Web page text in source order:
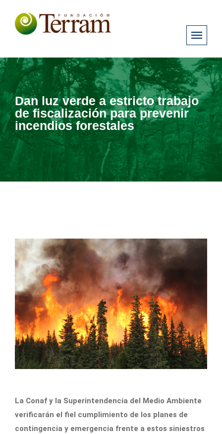
Dan luz verde a estricto trabajo
de fiscalización para prevenir
incendios forestales
La Conaf y la Superintendencia del Medio Ambiente
verificarán el fiel cumplimiento de los planes de
contingencia y emergencia frente a estos siniestros